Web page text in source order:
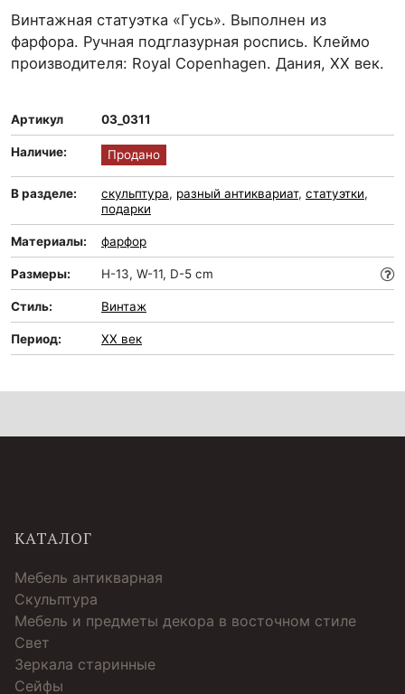
Винтажная статуэтка «Гусь». Выполнен из
фарфора. Ручная подглазурная роспись. Клеймо
производителя: Royal Copenhagen. Дания, ХХ век.
Артикул 03_0311
Наличие: Продано
В разделе: скульптура, разный антиквариат, статуэтки,
подарки
Материалы: фарфор
Размеры: H-13, W-11, D-5 cm
Стиль: Винтаж
Период: XX век
КАТАЛОГ
Мебель антикварная
Скульптура
Мебель и предметы декора в восточном стиле
Свет
Зеркала старинные
Cейфы